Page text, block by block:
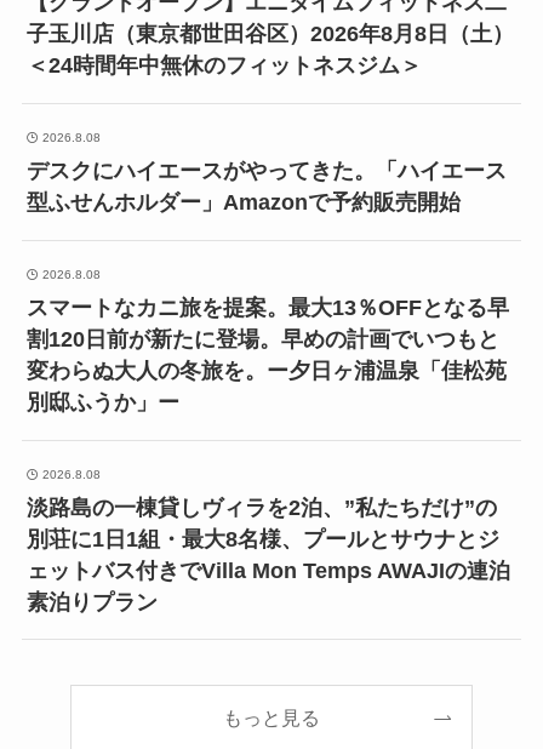
子玉川店（東京都世田谷区）2026年8月8日（土）
＜24時間年中無休のフィットネスジム＞
2026.8.08
デスクにハイエースがやってきた。「ハイエース
型ふせんホルダー」Amazonで予約販売開始
2026.8.08
スマートなカニ旅を提案。最大13％OFFとなる早
割120日前が新たに登場。早めの計画でいつもと
変わらぬ大人の冬旅を。ー夕日ヶ浦温泉「佳松苑
別邸ふうか」ー
2026.8.08
淡路島の一棟貸しヴィラを2泊、”私たちだけ”の
別荘に1日1組・最大8名様、プールとサウナとジ
ェットバス付きでVilla Mon Temps AWAJIの連泊
素泊りプラン
もっと見る